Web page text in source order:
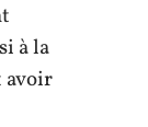
à la
avoir